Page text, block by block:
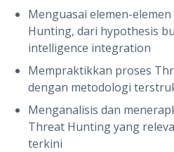
Menguasai elemen-
Hunting, dari hypothesis
intelligence integration
Mempraktikkan proses
dengan metodologi
Menganalisis dan
Threat Hunting yang
terkini